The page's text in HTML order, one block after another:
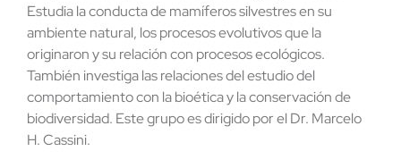
Estudia la conducta de mamíferos silvestres en su
ambiente natural, los procesos evolutivos que la
originaron y su relación con procesos ecológicos.
También investiga las relaciones del estudio del
comportamiento con la bioética y la conservación de
biodiversidad. Este grupo es dirigido por el Dr. Marcelo
H. Cassini.